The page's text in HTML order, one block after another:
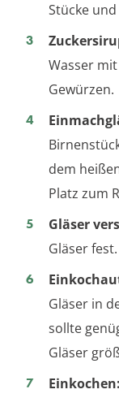
Stücke
Wasser
Gewürzen.
dem
Platz zum
Gläser
Gläser fest.
Gläser in
sollte
Gläser
Einkochen: